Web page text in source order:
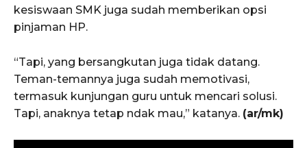
kesiswaan SMK juga sudah memberikan opsi
pinjaman HP.
“Tapi, yang bersangkutan juga tidak datang.
Teman-temannya juga sudah memotivasi,
termasuk kunjungan guru untuk mencari solusi.
Tapi, anaknya tetap ndak mau,” katanya. (ar/mk)